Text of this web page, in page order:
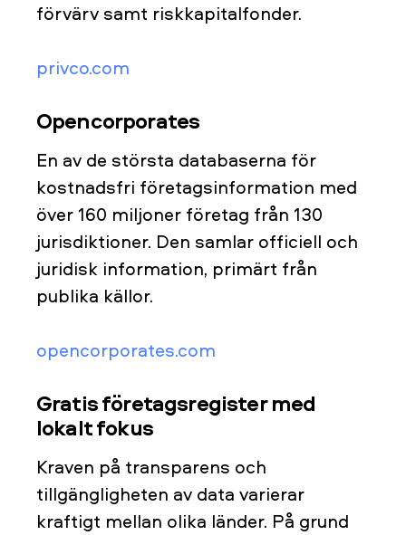
förvärv samt riskkapitalfonder.
privco.com
Opencorporates
En av de största databaserna för
kostnadsfri företagsinformation med
över 160 miljoner företag från 130
jurisdiktioner. Den samlar officiell och
juridisk information, primärt från
publika källor.
opencorporates.com
Gratis företagsregister med
lokalt fokus
Kraven på transparens och
tillgängligheten av data varierar
kraftigt mellan olika länder. På grund